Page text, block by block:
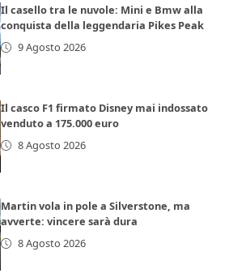
Il casello tra le nuvole: Mini e Bmw alla
conquista della leggendaria Pikes Peak
9 Agosto 2026
Il casco F1 firmato Disney mai indossato
venduto a 175.000 euro
8 Agosto 2026
Martin vola in pole a Silverstone, ma
avverte: vincere sarà dura
8 Agosto 2026